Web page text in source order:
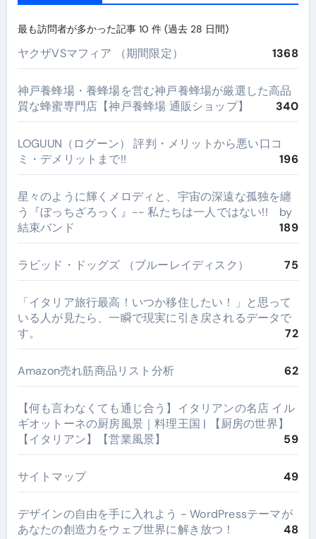
最も訪問者が多かった記事 10 件 (過去 28 日間)
ヤクザVSマフィア （期間限定） 1368
神戸養蜂場・養蜂場を営む神戸養蜂場が厳選した高品
質な蜂蜜専門店【神戸養蜂場 通販ショップ】
340
LOGUUN（ログーン） 評判・メリットから悪い口コ
ミ・デメリットまで!!
196
星々のように輝くメロディと、宇宙の深遠な孤独を纏
う『ぼっちざろっく』-- 私たちは一人ではない!! by
結束バンド
189
ラビッド・ドッグズ （ブルーレイディスク） 75
​「イタリア旅行最高！いつか移住したい！」と思って
いる人が見たら、一瞬で現実に引き戻されるデータで
す。
72
Amazon売れ筋商品リスト分析 62
【何も言わなくても通じ合う】イタリアンの名店 イル
ギオットーネの厨房風景｜料理王国 | 【厨房の世界】
【イタリアン】【営業風景】
59
サイトマップ 49
デザインの自由を手に入れよう - WordPressテーマが
あなたの創造力をウェブ世界に解き放つ！
48